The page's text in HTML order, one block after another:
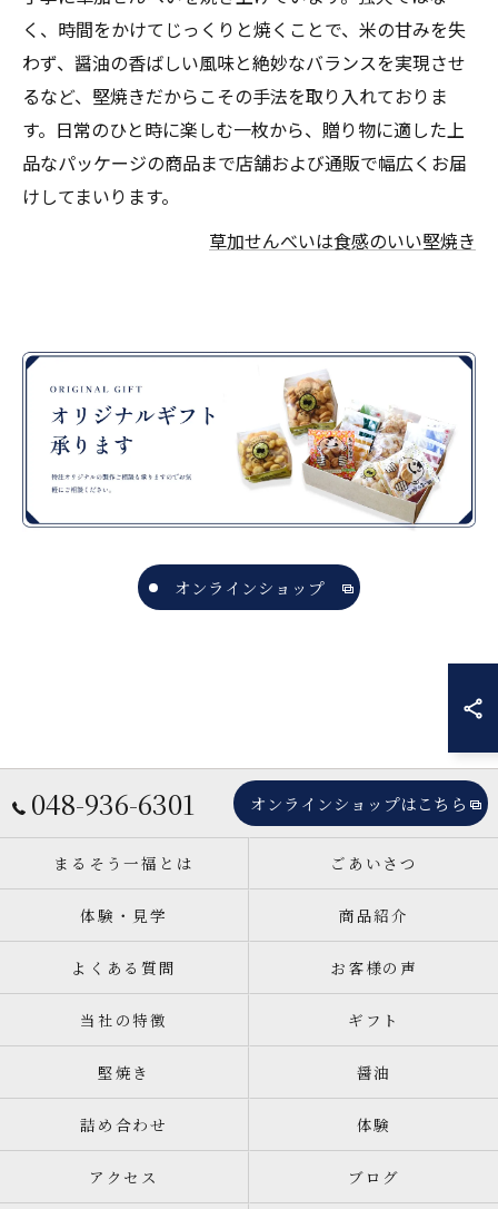
く、時間をかけてじっくりと焼くことで、米の甘みを失
わず、醤油の香ばしい風味と絶妙なバランスを実現させ
るなど、堅焼きだからこその手法を取り入れておりま
す。日常のひと時に楽しむ一枚から、贈り物に適した上
品なパッケージの商品まで店舗および通販で幅広くお届
けしてまいります。
草加せんべいは食感のいい堅焼き
オンラインショップ
048-936-6301 オンラインショップはこちら
まるそう一福とは ごあいさつ
体験・見学 商品紹介
よくある質問 お客様の声
当社の特徴 ギフト
堅焼き 醤油
詰め合わせ 体験
アクセス ブログ